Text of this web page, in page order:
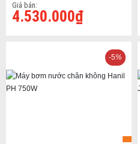
Giá bán:
4.530.000₫
-5%